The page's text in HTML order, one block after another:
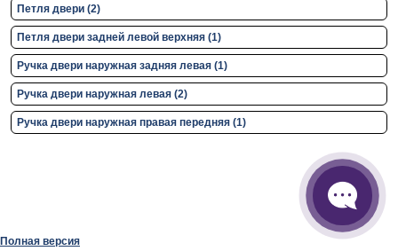
Петля двери (2)
Петля двери задней левой верхняя (1)
Ручка двери нaружная задняя левая (1)
Ручка двери нaружная левая (2)
Ручка двери нaружная правая передняя (1)
Полная версия